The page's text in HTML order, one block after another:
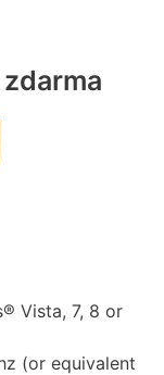
Vista, 7, 8 or
(or equivalent